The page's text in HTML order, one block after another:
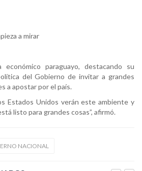
a mirar
paraguayo, destacando su
del Gobierno de invitar a grandes
a apostar por el país.
Estados Unidos verán este ambiente y
listo para grandes cosas”, afirmó.
NACIONAL